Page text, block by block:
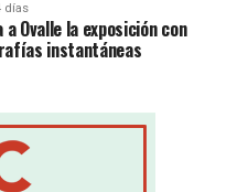
días
Ovalle la exposición con
instantáneas